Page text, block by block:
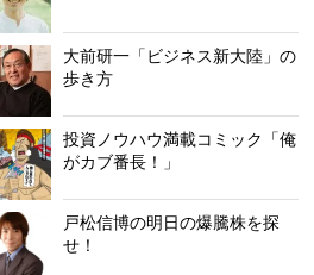
大前研一「ビジネス新大陸」の
歩き方
投資ノウハウ満載コミック「俺
がカブ番長！」
戸松信博の明日の爆騰株を探
せ！